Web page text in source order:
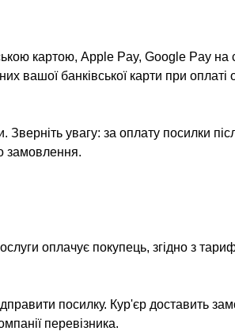
картою, Apple Pay, Google Pay на
вашої банківської карти при оплаті
увагу: за оплату посилки
замовлення.
оплачує покупець, згідно з
посилку. Кур'єр доставить
перевізника.